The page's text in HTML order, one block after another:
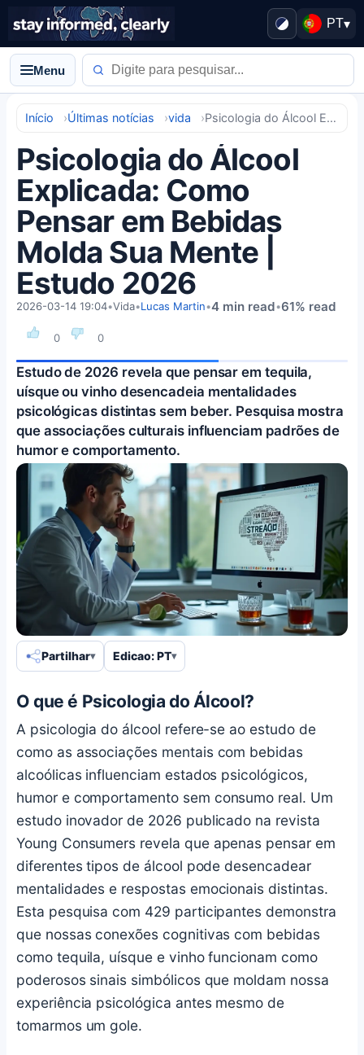
PT▾
Menu
Início Últimas notícias vida Psicologia do Álcool Explicada: Como Pensar em Bebidas Molda Sua Mente | Estudo 2026
Psicologia do Álcool
Explicada: Como
Pensar em Bebidas
Molda Sua Mente |
Estudo 2026
0 0
2026-03-14 19:04•Vida•Lucas Martin•4 min read•61% read
Estudo de 2026 revela que pensar em tequila,
uísque ou vinho desencadeia mentalidades
psicológicas distintas sem beber. Pesquisa mostra
que associações culturais influenciam padrões de
humor e comportamento.
Partilhar Edicao: PT
O que é Psicologia do Álcool?
A psicologia do álcool refere-se ao estudo de
como as associações mentais com bebidas
alcoólicas influenciam estados psicológicos,
humor e comportamento sem consumo real. Um
estudo inovador de 2026 publicado na revista
Young Consumers revela que apenas pensar em
diferentes tipos de álcool pode desencadear
mentalidades e respostas emocionais distintas.
Esta pesquisa com 429 participantes demonstra
que nossas conexões cognitivas com bebidas
como tequila, uísque e vinho funcionam como
poderosos sinais simbólicos que moldam nossa
experiência psicológica antes mesmo de
tomarmos um gole.